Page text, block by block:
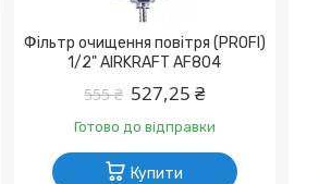
Фільтр очищення повітря (PROFI)
1/2" AIRKRAFT AF804
555 ₴ 527,25 ₴
Готово до відправки
Купити